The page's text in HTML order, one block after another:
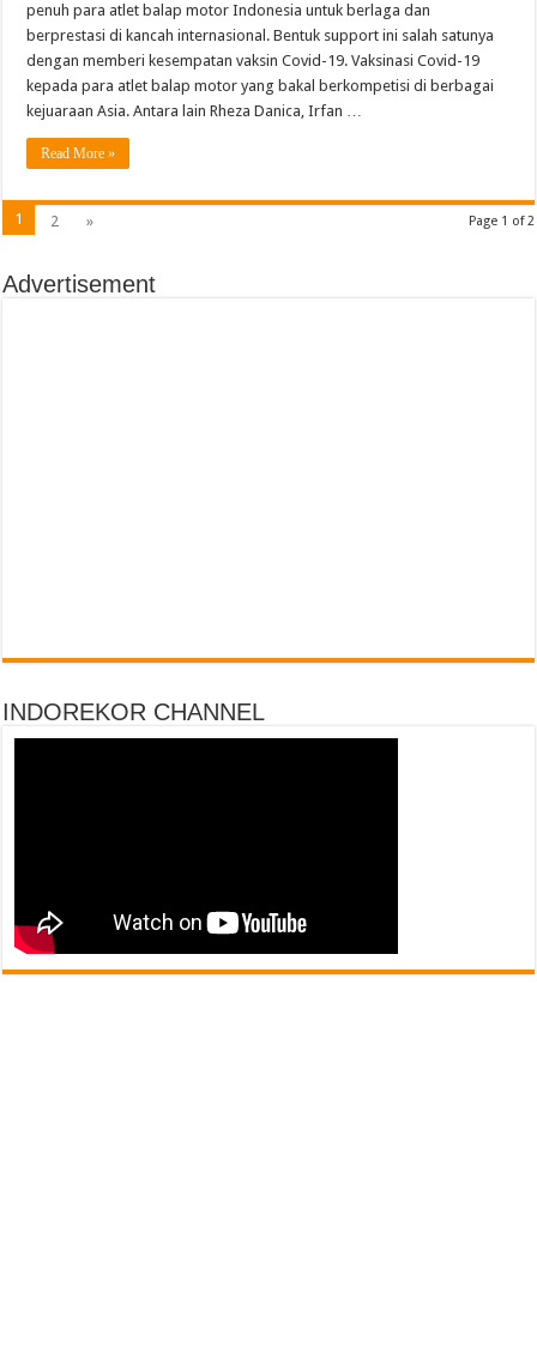
PP
IMI
Support
Pebalap
Di
Ajang
penuh para atlet balap motor Indonesia untuk berlaga dan
berprestasi di kancah internasional. Bentuk support ini salah satunya
dengan memberi kesempatan vaksin Covid-19. Vaksinasi Covid-19
kepada para atlet balap motor yang bakal berkompetisi di berbagai
kejuaraan Asia. Antara lain Rheza Danica, Irfan …
Read More »
Page 1 of 2
1 2 »
Advertisement
INDOREKOR CHANNEL